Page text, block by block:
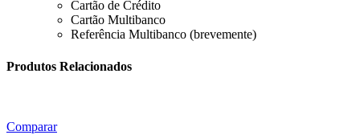
Cartão de Crédito
Cartão Multibanco
Referência Multibanco (brevemente)
Produtos Relacionados
Comparar